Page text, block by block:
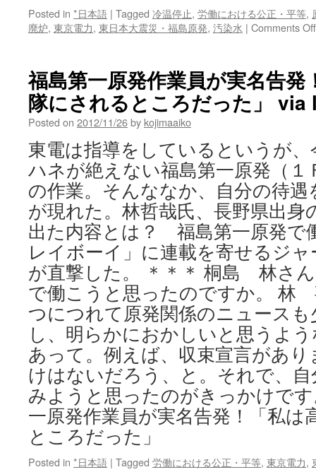
Posted in *日本語 | Tagged 冷温停止, 労働における公正・平等,
廃炉, 東京電力, 東日本大震災・福島原発, 汚染水 | Comments Off
福島第一原発作業員が実名告発
隊にされるところだった」
Posted on 2012/11/26by kojimaaiko
東電は指導をしているというが
ハネが絶えない福島第一原発（
の作業。そんななか、自分の待
が現れた。林哲哉氏、長野県出身
出た内容とは？ 福島第一原発で
レイボーイ」に連載を寄せるジ
が直撃した。 ＊＊＊ 桐島 林さ
で働こうと思ったのですか。 林
つにつれて原発関係のニュース
し、明らかにおかしいと思うよ
あって。例えば、収束宣言があ
けはないだろう、と。それで、
みようと思ったのがきっかけで
一原発作業員が実名告発！「私は
ところだった」
Posted in *日本語 | Tagged 労働における公正・平等, 東京電力,